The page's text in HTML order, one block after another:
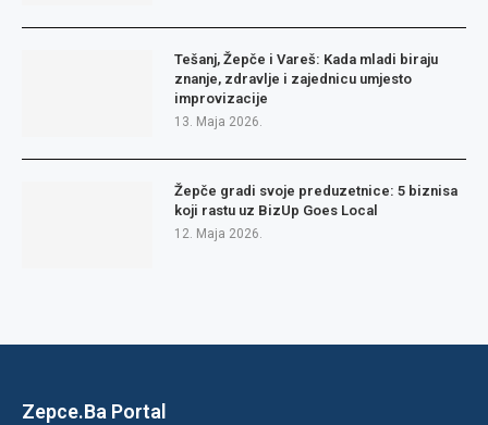
Tešanj, Žepče i Vareš: Kada mladi biraju
znanje, zdravlje i zajednicu umjesto
improvizacije
13. Maja 2026.
Žepče gradi svoje preduzetnice: 5 biznisa
koji rastu uz BizUp Goes Local
12. Maja 2026.
Zepce.Ba Portal